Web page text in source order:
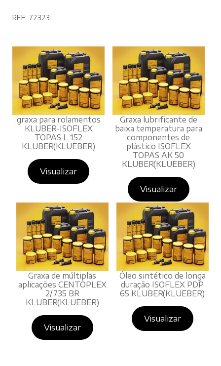
REF: 72323
graxa para rolamentos
KLUBER-ISOFLEX
TOPAS L 152
KLUBER(KLUEBER)
Visualizar
Graxa lubrificante de
baixa temperatura para
componentes de
plástico ISOFLEX
TOPAS AK 50
KLUBER(KLUEBER)
Visualizar
Graxa de múltiplas
aplicações CENTOPLEX
2/735 BR
KLUBER(KLUEBER)
Visualizar
Óleo sintético de longa
duração ISOFLEX PDP
65 KLUBER(KLUEBER)
Visualizar